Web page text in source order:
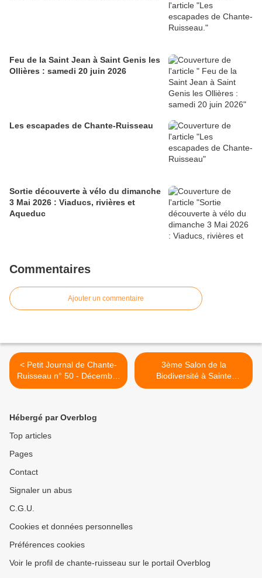
Feu de la Saint Jean à Saint Genis les
Ollières : samedi 20 juin 2026
Les escapades de Chante-Ruisseau
Sortie découverte à vélo du dimanche
3 Mai 2026 : Viaducs, rivières et
Aqueduc
Commentaires
Ajouter un commentaire
< Petit Journal de Chante-
Ruisseau n° 50 - Décembre
2024
3ème Salon de la
Biodiversité à Sainte
Consorce - Samedi 1er
Hébergé par Overblog
Top articles
Pages
Contact
Signaler un abus
C.G.U.
Cookies et données personnelles
Préférences cookies
Voir le profil de chante-ruisseau sur le portail Overblog